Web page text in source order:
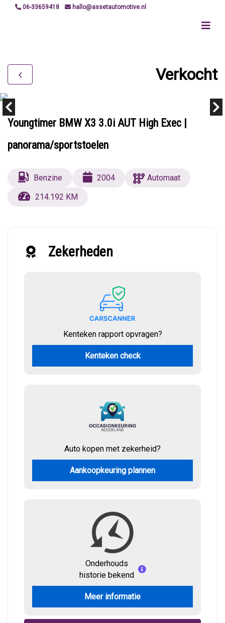
06-33659418 hallo@assetautomotive.nl
Verkocht
Youngtimer BMW X3 3.0i AUT High Exec |
panorama/sportstoelen
Benzine 2004
Automaat
214.192 KM
Zekerheden
Kenteken rapport opvragen?
Kenteken check
Auto kopen met zekerheid?
Aankoopkeuring plannen
Onderhouds
historie bekend
Meer informatie